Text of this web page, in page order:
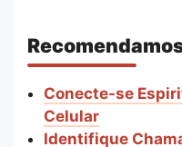
Conecte-se
Celular
Identifique